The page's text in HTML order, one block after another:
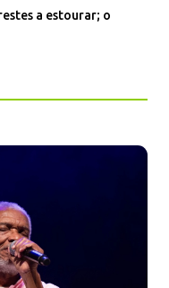
a estourar; o